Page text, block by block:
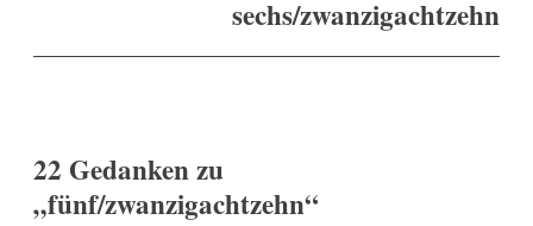
sechs/zwanzigachtzehn
22 Gedanken zu
„fünf/zwanzigachtzehn“